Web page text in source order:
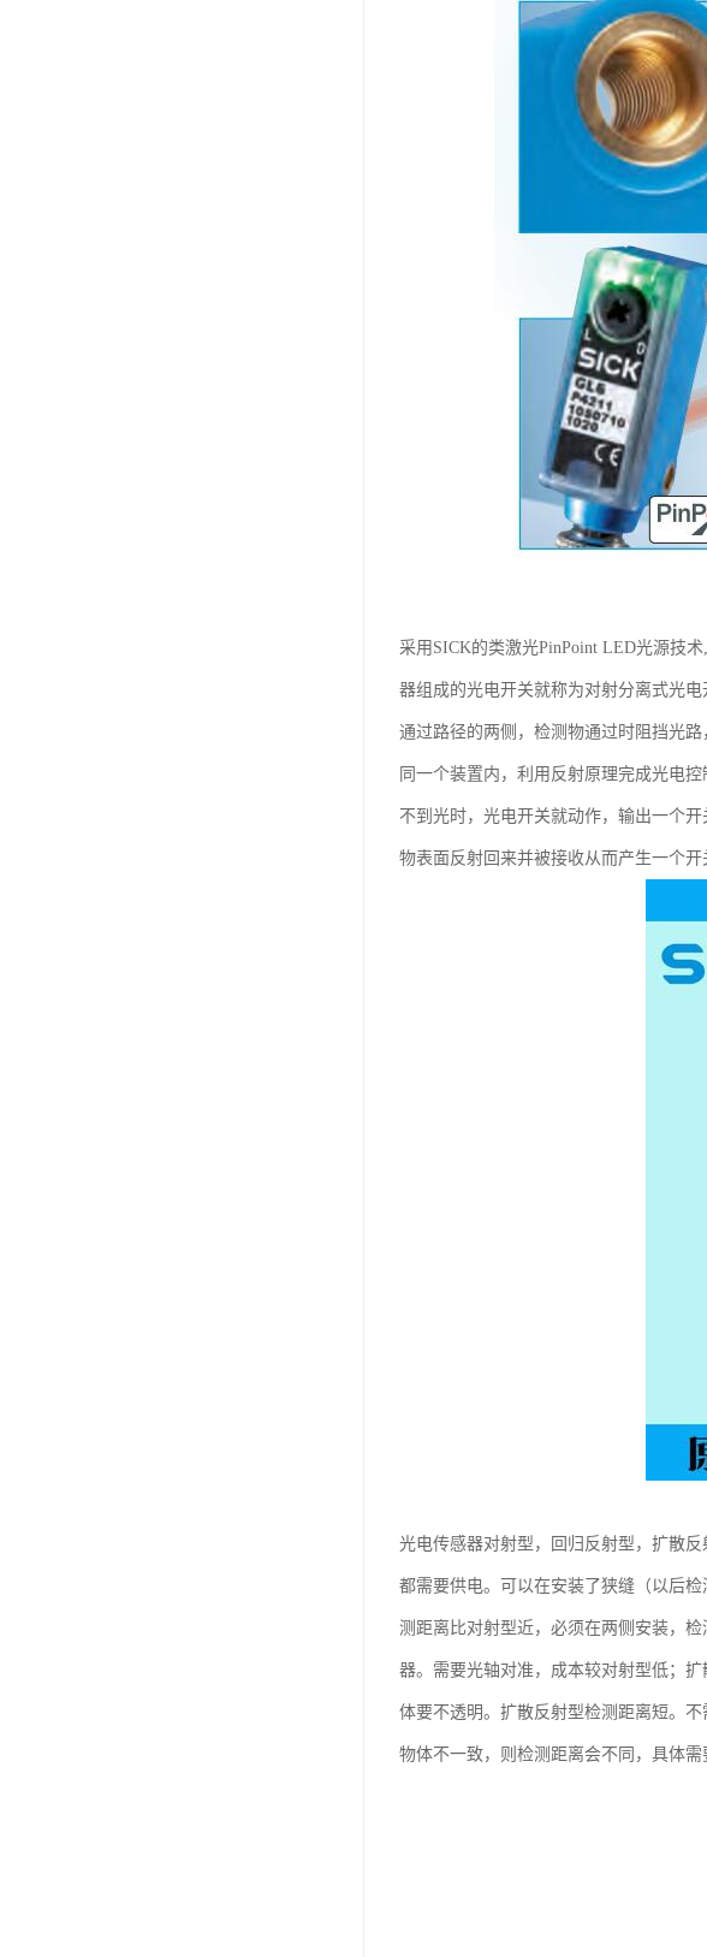
采用SICK的类激光PinPoint LED光源技
器组成的光电开关就称为对射分离式光
通过路径的两侧，检测物通过时阻挡光
同一个装置内，利用反射原理完成光电
不到光时，光电开关就动作，输出一个
物表面反射回来并被接收从而产生一个开
光电传感器对射型，回归反射型，扩散
都需要供电。可以在安装了狭缝（以后
测距离比对射型近，必须在两侧安装，
器。需要光轴对准，成本较对射型低；
体要不透明。扩散反射型检测距离短。
物体不一致，则检测距离会不同，具体需